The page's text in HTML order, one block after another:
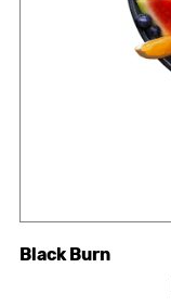
Black Burn